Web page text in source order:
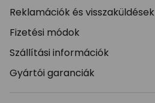
Reklamációk és visszaküldések
Fizetési módok
Szállítási információk
Gyártói garanciák